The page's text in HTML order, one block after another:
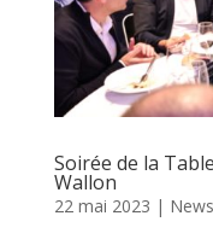
Soirée de la
Wallon
22 mai 2023 |